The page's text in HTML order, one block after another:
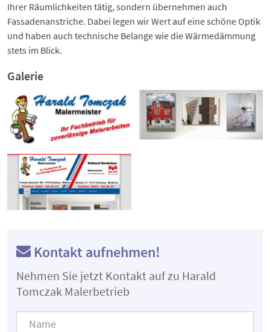
Ihrer Räumlichkeiten tätig, sondern übernehmen auch
Fassadenanstriche. Dabei legen wir Wert auf eine schöne Optik
und haben auch technische Belange wie die Wärmedämmung
stets im Blick.
Galerie
Kontakt aufnehmen!
Nehmen Sie jetzt Kontakt auf zu Harald
Tomczak Malerbetrieb